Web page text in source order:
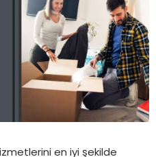
en iyi şekilde